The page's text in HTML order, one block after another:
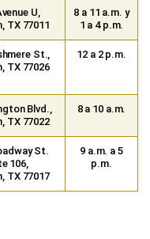
U,
TX 77011
8 a 11 a.m. y
1 a 4 p.m.
St.,
TX 77026
12 a 2 p.m.
Blvd.,
TX 77022
8 a 10 a.m.
St.
106,
TX 77017
9 a.m. a 5
p.m.